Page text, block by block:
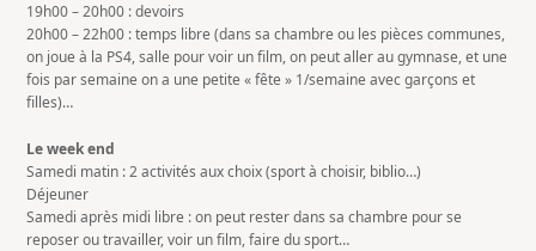
19h00 – 20h00 : devoirs
20h00 – 22h00 : temps libre (dans sa chambre ou les pièces communes,
on joue à la PS4, salle pour voir un film, on peut aller au gymnase, et une
fois par semaine on a une petite « fête » 1/semaine avec garçons et
filles)…
Le week end
Samedi matin : 2 activités aux choix (sport à choisir, biblio…)
Déjeuner
Samedi après midi libre : on peut rester dans sa chambre pour se
reposer ou travailler, voir un film, faire du sport…